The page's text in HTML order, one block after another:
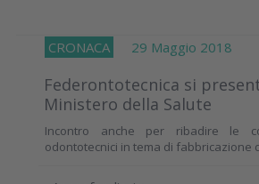
CRONACA 29 Maggio 2018
Federontotecnica si
Ministero della Salute
Incontro anche per ribadire le
odontotecnici in tema di fabbricazione